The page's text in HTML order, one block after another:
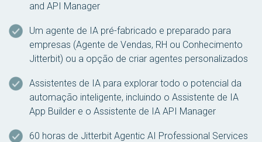
and API Manager
Um agente de IA pré-fabricado e preparado para
empresas (Agente de Vendas, RH ou Conhecimento
Jitterbit) ou a opção de criar agentes personalizados
Assistentes de IA para explorar todo o potencial da
automação inteligente, incluindo o Assistente de IA
App Builder e o Assistente de IA API Manager
60 horas de Jitterbit Agentic AI Professional Services